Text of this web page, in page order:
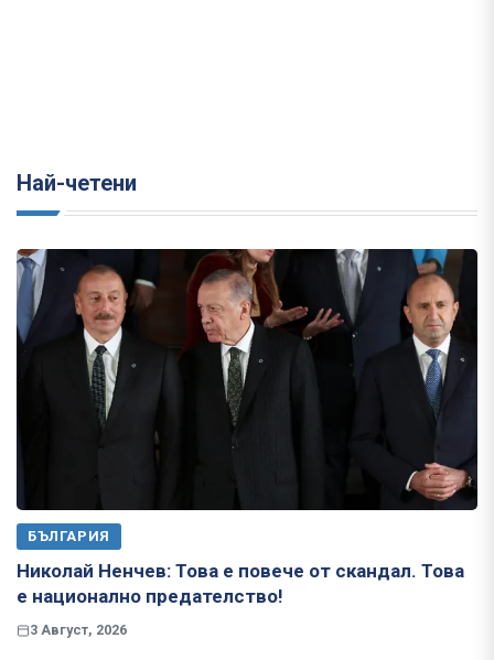
Най-четени
БЪЛГАРИЯ
Николай Ненчев: Това е повече от скандал. Това
е национално предателство!
3 Август, 2026